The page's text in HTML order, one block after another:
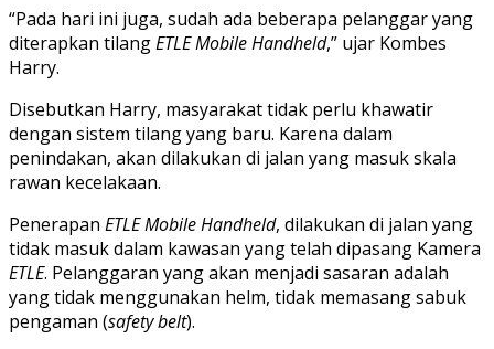
“Pada hari ini juga, sudah ada beberapa pelanggar yang
diterapkan tilangETLE Mobile Handheld,” ujar Kombes
Harry.
Disebutkan Harry, masyarakat tidak perlu khawatir
dengan sistem tilang yang baru. Karena dalam
penindakan, akan dilakukan di jalan yang masuk skala
rawan kecelakaan.
Penerapan ETLE Mobile Handheld, dilakukan di jalan yang
tidak masuk dalam kawasan yang telah dipasang Kamera
ETLE. Pelanggaran yang akan menjadi sasaran adalah
yang tidak menggunakan helm, tidak memasang sabuk
pengaman (safety belt).